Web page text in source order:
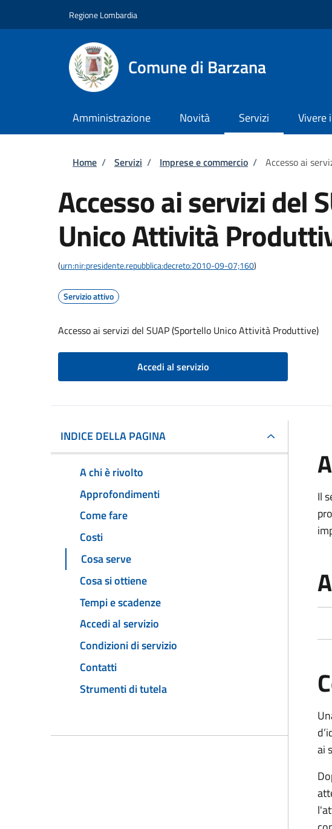
Regione Lombardia
Comune di Barzana
Amministrazione Novità Servizi Vivere
Briciole di pane
Home / Servizi / Imprese e commercio / Accesso ai
Accesso ai servizi del
Unico Attività
(urn:nir:presidente.repubblica:decreto:2010-09-07;160)
Servizio attivo
Accesso ai servizi del SUAP (Sportello Unico Attività Produttive)
Accedi al servizio
INDICE DELLA PAGINA
A chi è rivolto
Approfondimenti
Come fare
Costi
Cosa serve
Cosa si ottiene
Tempi e scadenze
Accedi al servizio
Condizioni di servizio
Contatti
Strumenti di tutela
Il
ai